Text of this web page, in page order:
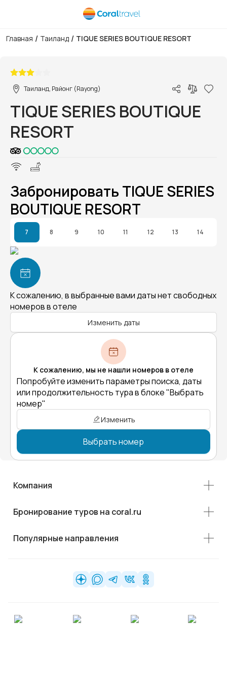
Главная / Таиланд / TIQUE SERIES BOUTIQUE RESORT
Таиланд, Районг (Rayong)
TIQUE SERIES BOUTIQUE
RESORT
Забронировать TIQUE SERIES
BOUTIQUE RESORT
7 8 9 10 11 12 13 14
К сожалению, в выбранные вами даты нет свободных
номеров в отеле
Изменить даты
К сожалению, мы не нашли номеров в отеле
Попробуйте изменить параметры поиска, даты
или продолжительность тура в блоке "Выбрать
номер"
Изменить
Выбрать номер
Компания
Бронирование туров на coral.ru
Популярные направления